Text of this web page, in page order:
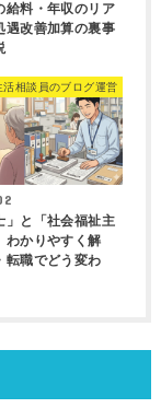
給料・年収のリア
遇改善加算の裏事
活相談員のブログ運営
」と「社会福祉主
わかりやすく解
転職でどう変わ